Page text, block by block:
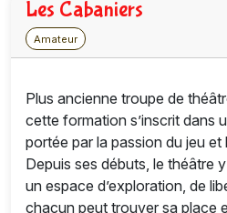
Les Cabaniers
Amateur
Plus ancienne troupe de
cette formation s’inscrit dans
portée par la passion du jeu
Depuis ses débuts, le théâtre
un espace d’exploration, de
chacun peut trouver sa place